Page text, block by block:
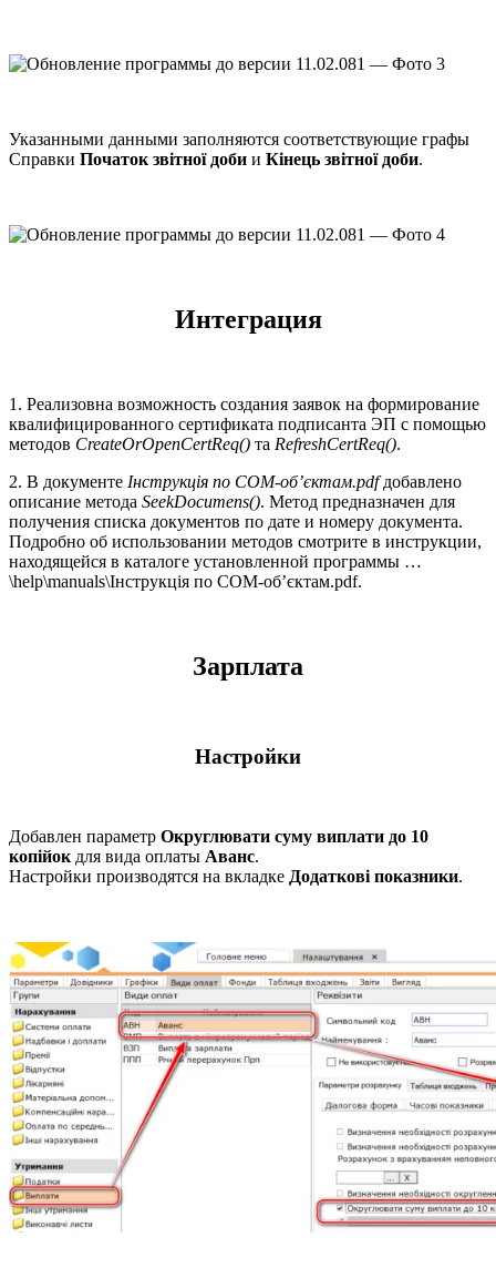
Указанными данными заполняются соответствующие графы
Справки Початок звітної доби и Кінець звітної доби.
Интеграция
1. Реализовна возможность создания заявок на формирование
квалифицированного сертификата подписанта ЭП с помощью
методов CreateOrOpenCertReq() та RefreshCertReq().
2. В документе Інструкція по COM-об’єктам.pdfдобавлено
описание метода SeekDocumens(). Метод предназначен для
получения списка документов по дате и номеру документа.
Подробно об использовании методов смотрите в инструкции,
находящейся в каталоге установленной программы …
\help\manuals\Інструкція по COM-об’єктам.pdf.
Зарплата
Настройки
Добавлен параметр Округлювати суму виплати до 10
копійокдля вида оплаты Аванс.
Настройки производятся на вкладке Додаткові показники.